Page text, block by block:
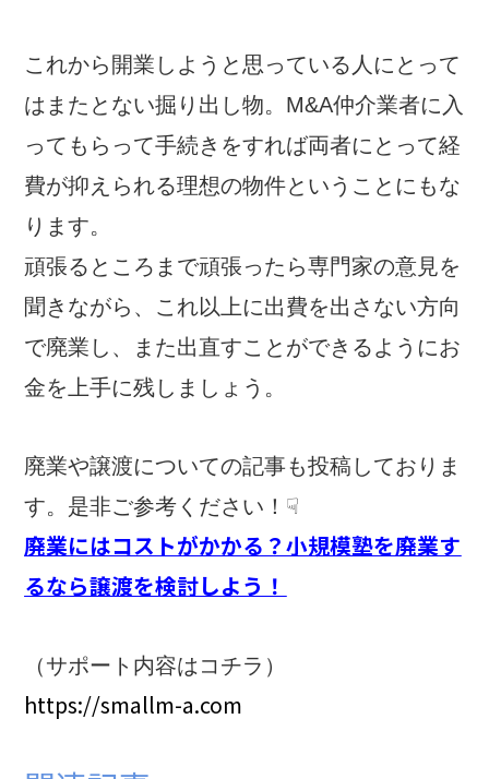
これから開業しようと思っている人にとって
はまたとない掘り出し物。M&A仲介業者に入
ってもらって手続きをすれば両者にとって経
費が抑えられる理想の物件ということにもな
ります。
頑張るところまで頑張ったら専門家の意見を
聞きながら、これ以上に出費を出さない方向
で廃業し、また出直すことができるようにお
金を上手に残しましょう。
廃業や譲渡についての記事も投稿しておりま
す。是非ご参考ください！☟
廃業にはコストがかかる？小規模塾を廃業す
るなら譲渡を検討しよう！
（サポート内容はコチラ）
https://smallm-a.com